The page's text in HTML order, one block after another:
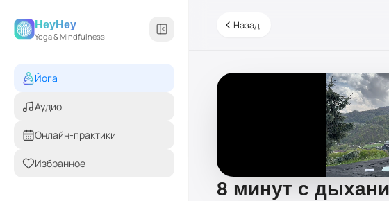
HeyHey
Yoga & Mindfulness
Йога
Аудио
Онлайн-практики
Избранное
Назад
8 минут с